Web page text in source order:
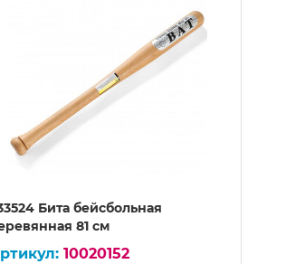
Бита бейсбольная
81 см
10020152